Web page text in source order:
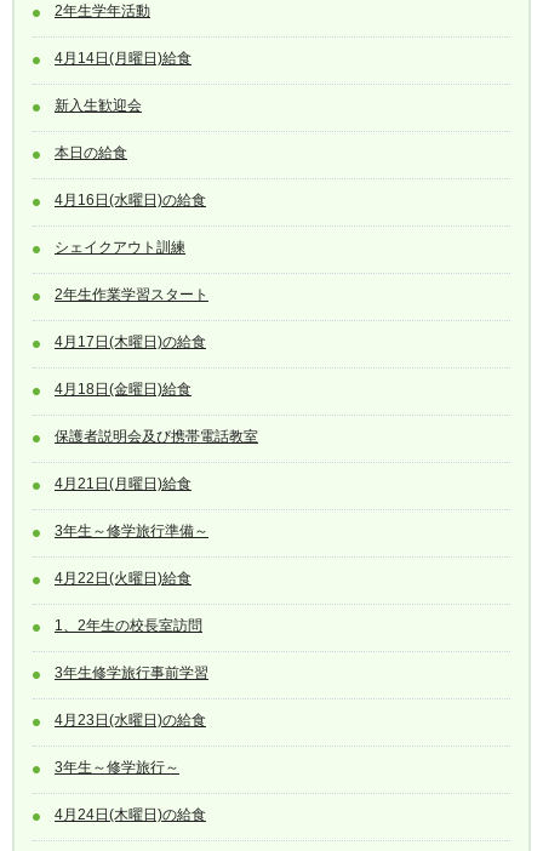
2年生学年活動
4月14日(月曜日)給食
新入生歓迎会
本日の給食
4月16日(水曜日)の給食
シェイクアウト訓練
2年生作業学習スタート
4月17日(木曜日)の給食
4月18日(金曜日)給食
保護者説明会及び携帯電話教室
4月21日(月曜日)給食
3年生～修学旅行準備～
4月22日(火曜日)給食
1、2年生の校長室訪問
3年生修学旅行事前学習
4月23日(水曜日)の給食
3年生～修学旅行～
4月24日(木曜日)の給食